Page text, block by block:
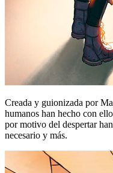
Creada y guionizada por
humanos han hecho con
por motivo del despertar
necesario y más.